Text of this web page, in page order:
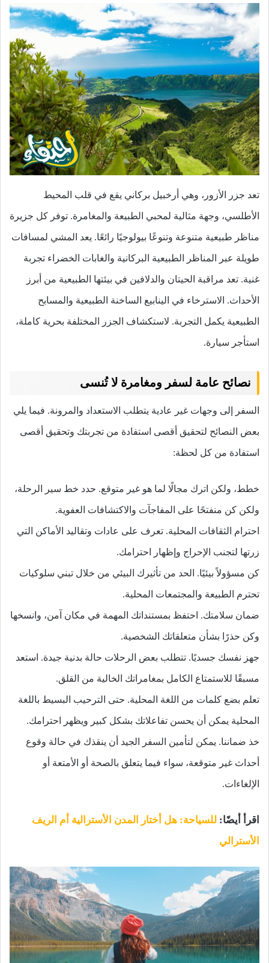
تعد جزر الأزور، وهي أرخبيل بركاني يقع في قلب المحيط
الأطلسي، وجهة مثالية لمحبي الطبيعة والمغامرة. توفر كل جزيرة
مناظر طبيعية متنوعة وتنوعًا بيولوجيًا رائعًا. يعد المشي لمسافات
طويلة عبر المناظر الطبيعية البركانية والغابات الخضراء تجربة
غنية. تعد مراقبة الحيتان والدلافين في بيئتها الطبيعية من أبرز
الأحداث. الاسترخاء في الينابيع الساخنة الطبيعية والمسابح
الطبيعية يكمل التجربة. لاستكشاف الجزر المختلفة بحرية كاملة،
استأجر سيارة.
نصائح عامة لسفر ومغامرة لا تُنسى
السفر إلى وجهات غير عادية يتطلب الاستعداد والمرونة. فيما يلي
بعض النصائح لتحقيق أقصى استفادة من تجربتك وتحقيق أقصى
استفادة من كل لحظة:
خطط، ولكن اترك مجالًا لما هو غير متوقع. حدد خط سير الرحلة،
ولكن كن منفتحًا على المفاجآت والاكتشافات العفوية.
احترام الثقافات المحلية. تعرف على عادات وتقاليد الأماكن التي
زرتها لتجنب الإحراج وإظهار احترامك.
كن مسؤولاً بيئيًا. الحد من تأثيرك البيئي من خلال تبني سلوكيات
تحترم الطبيعة والمجتمعات المحلية.
ضمان سلامتك. احتفظ بمستنداتك المهمة في مكان آمن، وانسخها
وكن حذرًا بشأن متعلقاتك الشخصية.
جهز نفسك جسديًا. تتطلب بعض الرحلات حالة بدنية جيدة. استعد
مسبقًا للاستمتاع الكامل بمغامراتك الخالية من القلق.
تعلم بضع كلمات من اللغة المحلية. حتى الترحيب البسيط باللغة
المحلية يمكن أن يحسن تفاعلاتك بشكل كبير ويظهر احترامك.
خذ ضماننا. يمكن لتأمين السفر الجيد أن ينقذك في حالة وقوع
أحداث غير متوقعة، سواء فيما يتعلق بالصحة أو الأمتعة أو
الإلغاءات.
اقرأ أيضًا: للسياحة: هل أختار المدن الأسترالية أم الريف
الأسترالي